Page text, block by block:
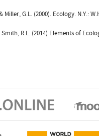
Miller, G.L. (2000). Ecology. N.Y.:
R.L. (2014) Elements of